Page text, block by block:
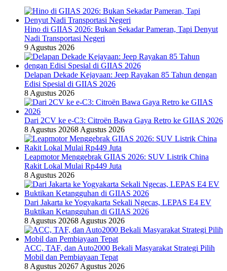
Hino di GIIAS 2026: Bukan Sekadar Pameran, Tapi Denyut
Nadi Transportasi Negeri
9 Agustus 2026
Delapan Dekade Kejayaan: Jeep Rayakan 85 Tahun dengan
Edisi Spesial di GIIAS 2026
8 Agustus 2026
Dari 2CV ke e-C3: Citroën Bawa Gaya Retro ke GIIAS 2026
8 Agustus 20268 Agustus 2026
Leapmotor Menggebrak GIIAS 2026: SUV Listrik China
Rakit Lokal Mulai Rp449 Juta
8 Agustus 2026
Dari Jakarta ke Yogyakarta Sekali Ngecas, LEPAS E4 EV
Buktikan Ketangguhan di GIIAS 2026
8 Agustus 20268 Agustus 2026
ACC, TAF, dan Auto2000 Bekali Masyarakat Strategi Pilih
Mobil dan Pembiayaan Tepat
8 Agustus 20267 Agustus 2026